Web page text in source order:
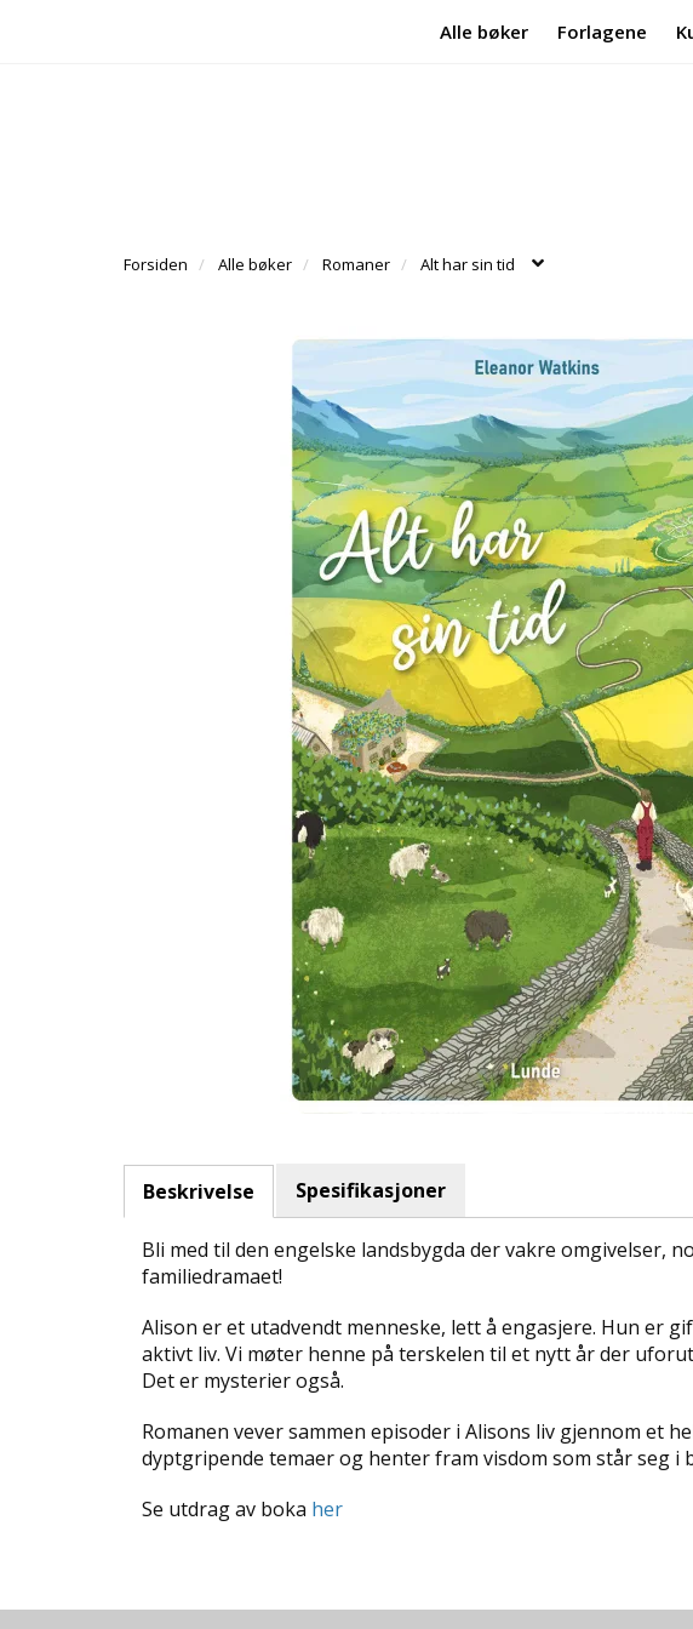
Alle bøker Forlagene
Forsiden Alle bøker Romaner Alt har sin tid
Beskrivelse Spesifikasjoner
Bli med til den engelske landsbygda der vakre
familiedramaet!
Alison er et utadvendt menneske, lett å engasjere. Hun er
aktivt liv. Vi møter henne på terskelen til et nytt år der
Det er mysterier også.
Romanen vever sammen episoder i Alisons liv gjennom et
dyptgripende temaer og henter fram visdom som står seg i
Se utdrag av boka her